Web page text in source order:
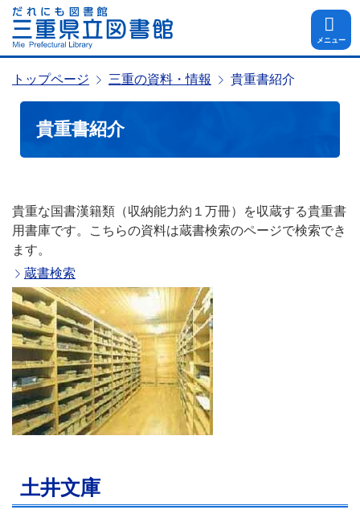
メニュー
トップページ 三重の資料・情報 貴重書紹介
貴重書紹介
貴重な国書漢籍類（収納能力約１万冊）を収蔵する貴重書
用書庫です。こちらの資料は蔵書検索のページで検索でき
ます。
蔵書検索
土井文庫